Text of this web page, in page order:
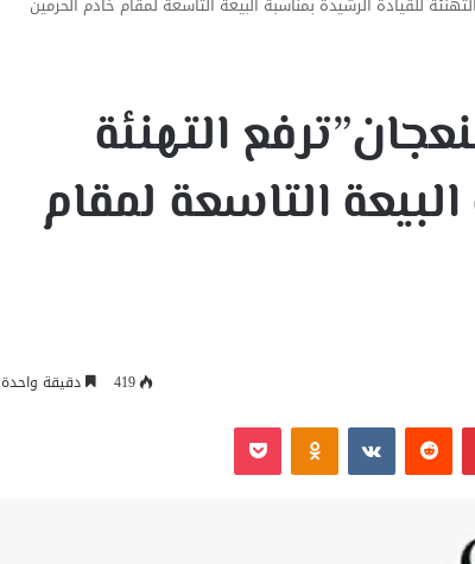
التهنئة
التاسعة لمقام
419 دقيقة واحدة
بينتيريست Odnoklassniki
‫Pocket